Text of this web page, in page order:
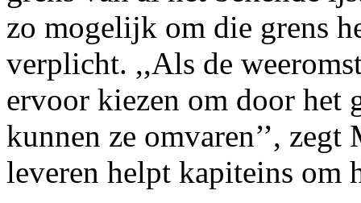
zo mogelijk om die grens
verplicht. ,,Als de
ervoor kiezen om door het
kunnen ze omvaren’’,
leveren helpt kapiteins om